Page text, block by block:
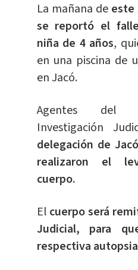
La mañana de este
se reportó el
niña de 4 años,
en una piscina de
en Jacó.
Agentes del
Investigación
delegación de
realizaron el
cuerpo.
El cuerpo será
Judicial, para
respectiva